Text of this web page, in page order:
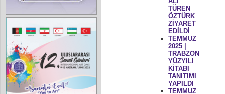
TÜREN
ÖZTÜRK
ZİYARET
EDİLDİ
TEMMUZ
2025 |
TRABZON
YÜZYILI
KİTABI
TANITIMI
YAPILDI
TEMMUZ